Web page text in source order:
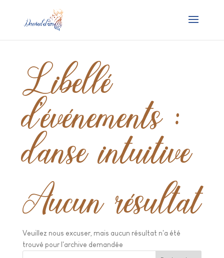
Libellé
d’événements :
danse intuitive
Aucun résultat
Veuillez nous excuser, mais aucun résultat n'a été
trouvé pour l'archive demandée